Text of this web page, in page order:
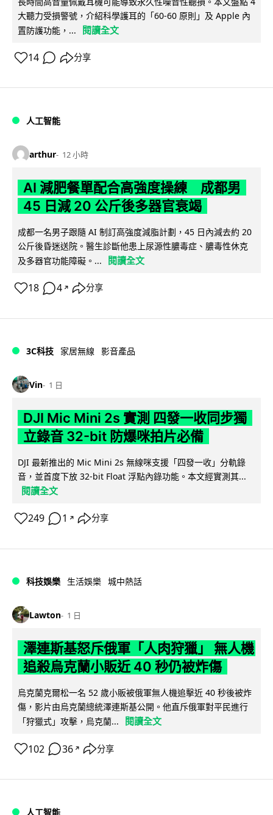
大聽力受損警號，介紹科學護耳的「60-60 原則」及 Apple 內
置防護功能，...
閱讀全文
14 分享
人工智能
arthur 12 小時
AI 減肥餐單配合高強度操練 成都男
45 日減 20 公斤後多器官衰竭
成都一名男子跟隨 AI 制訂高強度減脂計劃，45 日內減去約 20
公斤後昏迷送院。醫生診斷他患上尿源性膿毒症、膿毒性休克
及多器官功能障礙。...
閱讀全文
18 4 ↗ 分享
3C科技 家居無線 影音產品
Vin 1 日
DJI Mic Mini 2s 實測 四發一收同步獨
立錄音 32-bit 防爆咪拍片必備
DJI 最新推出的 Mic Mini 2s 無線咪支援「四發一收」分軌錄
音，並首度下放 32-bit Float 浮點內錄功能。本文經實測其...
閱讀全文
249 1 ↗ 分享
科技娛樂 生活娛樂 城中熱話
Lawton 1 日
澤連斯基怒斥俄軍「人肉狩獵」 無人機
追殺烏克蘭小販近 40 秒仍被炸傷
烏克蘭克爾松一名 52 歲小販被俄軍無人機追擊近 40 秒後被炸
傷，影片由烏克蘭總統澤連斯基公開。他直斥俄軍對平民進行
「狩獵式」攻擊，烏克蘭...
閱讀全文
102 36 ↗ 分享
人工智能